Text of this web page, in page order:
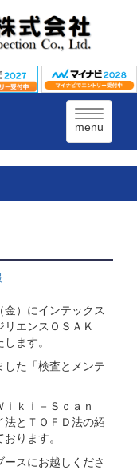
menu
金）にインテックス
エンスＯＳＡＫ
ます。
した「検査とメンテ
ｋｉ－Ｓｃａｎ
法とＴＯＦＤ法の紹
ります。
スにお越しくださ